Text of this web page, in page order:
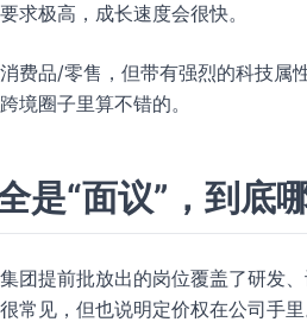
求极高，成长速度会很快。
费品/零售，但带有强烈的科技属
境圈子里算不错的。
是“面议”，到底
团提前批放出的岗位覆盖了研发
常见，但也说明定价权在公司手里